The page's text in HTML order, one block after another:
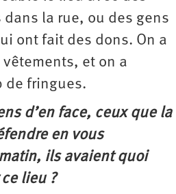
la rue, ou des gens
ont fait des dons. On a
et on a
de fringues.
d’en face, ceux que la
en vous
ils avaient quoi
lieu ?